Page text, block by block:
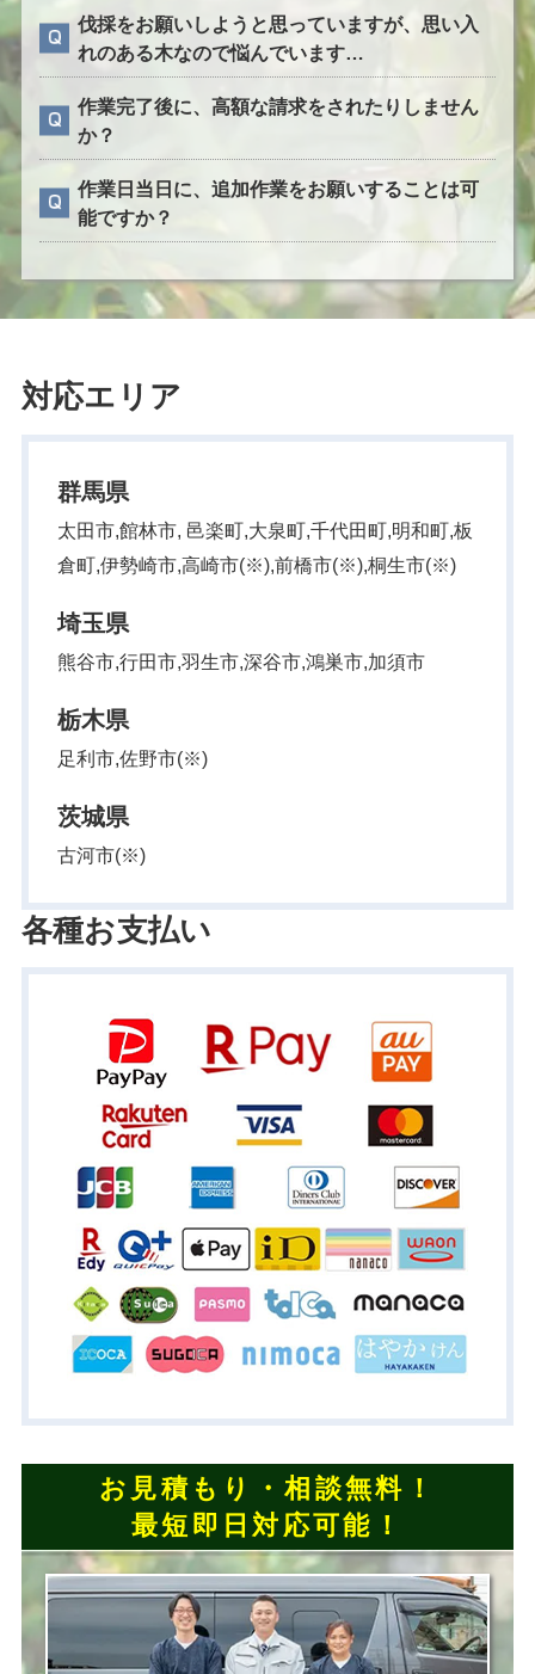
伐採をお願いしようと思っていますが、思い入
れのある木なので悩んでいます…
作業完了後に、高額な請求をされたりしません
か？
作業日当日に、追加作業をお願いすることは可
能ですか？
対応エリア
群馬県
太田市,館林市, 邑楽町,大泉町,千代田町,明和町,板
倉町,伊勢崎市,高崎市(※),前橋市(※),桐生市(※)
埼玉県
熊谷市,行田市,羽生市,深谷市,鴻巣市,加須市
栃木県
足利市,佐野市(※)
茨城県
古河市(※)
各種お支払い
お見積もり・相談無料！
最短即日対応可能！